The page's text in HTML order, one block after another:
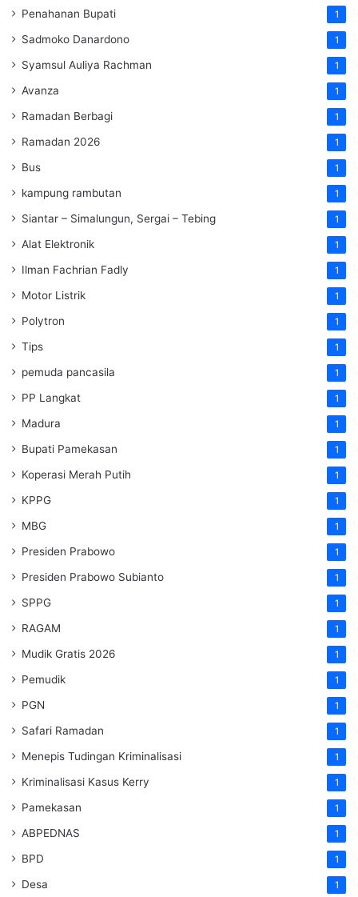
Penahanan Bupati 1
Sadmoko Danardono 1
Syamsul Auliya Rachman 1
Avanza 1
Ramadan Berbagi 1
Ramadan 2026 1
Bus 1
kampung rambutan 1
Siantar – Simalungun, Sergai – Tebing 1
Alat Elektronik 1
Ilman Fachrian Fadly 1
Motor Listrik 1
Polytron 1
Tips 1
pemuda pancasila 1
PP Langkat 1
Madura 1
Bupati Pamekasan 1
Koperasi Merah Putih 1
KPPG 1
MBG 1
Presiden Prabowo 1
Presiden Prabowo Subianto 1
SPPG 1
RAGAM 1
Mudik Gratis 2026 1
Pemudik 1
PGN 1
Safari Ramadan 1
Menepis Tudingan Kriminalisasi 1
Kriminalisasi Kasus Kerry 1
Pamekasan 1
ABPEDNAS 1
BPD 1
Desa 1